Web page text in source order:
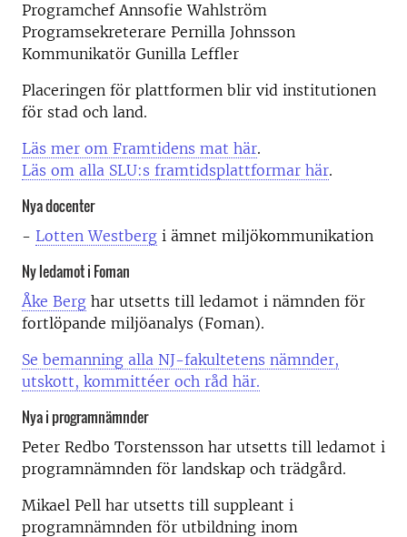
Programchef Annsofie Wahlström
Programsekreterare Pernilla Johnsson
Kommunikatör Gunilla Leffler
Placeringen för plattformen blir vid institutionen
för stad och land.
Läs mer om Framtidens mat här.
Läs om alla SLU:s framtidsplattformar här.
Nya docenter
- Lotten Westberg i ämnet miljökommunikation
Ny ledamot i Foman
Åke Berg har utsetts till ledamot i nämnden för
fortlöpande miljöanalys (Foman).
Se bemanning alla NJ-fakultetens nämnder,
utskott, kommittéer och råd här.
Nya i programnämnder
Peter Redbo Torstensson har utsetts till ledamot i
programnämnden för landskap och trädgård.
Mikael Pell har utsetts till suppleant i
programnämnden för utbildning inom